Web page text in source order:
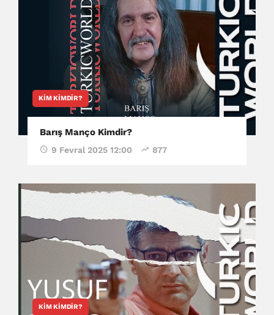
KIM KIMDIR?
Barış Manço Kimdir?
9 Fevral 2025 12:00 877
KIM KIMDIR?